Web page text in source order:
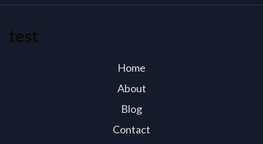
test
Home
About
Blog
Contact